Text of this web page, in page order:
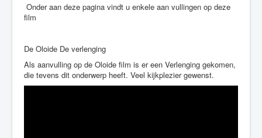
Onder aan deze pagina vindt u enkele aan vullingen op deze
film
De Oloide De verlenging
Als aanvulling op de Oloide film is er een Verlenging gekomen,
die tevens dit onderwerp heeft. Veel kijkplezier gewenst.